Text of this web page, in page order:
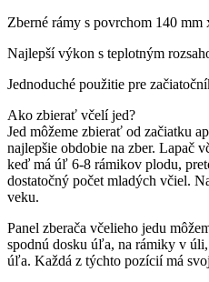
Zberné rámy s povrchom 140 mm
Najlepší výkon s teplotným
Jednoduché použitie pre
Ako zbierať včelí jed?
Jed môžeme zbierať od začiatku
najlepšie obdobie na zber. Lapač
keď má úľ 6-8 rámikov plodu,
dostatočný počet mladých včiel.
veku.
Panel zberača včelieho jedu
spodnú dosku úľa, na rámiky v
úľa. Každá z týchto pozícií má